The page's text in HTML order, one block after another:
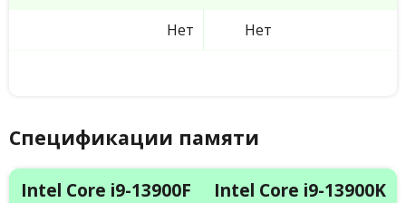
Нет Нет
Спецификации памяти
Intel Core i9-13900F Intel Core i9-13900K